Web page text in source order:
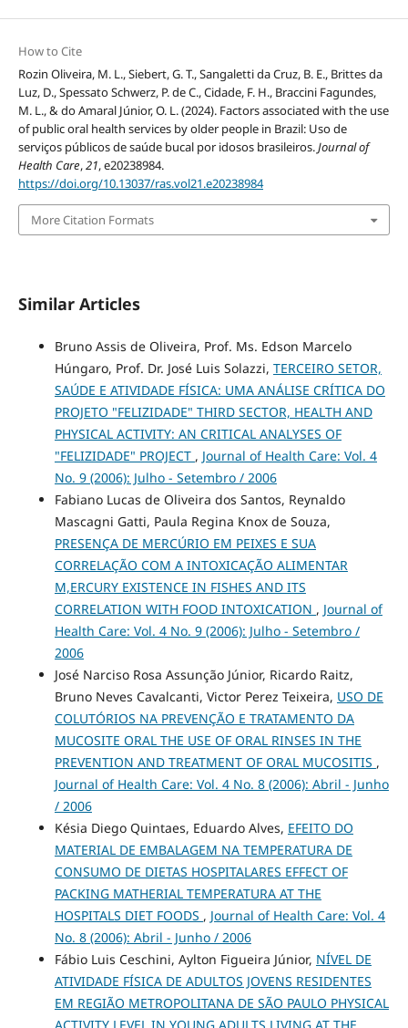
How to Cite
Rozin Oliveira, M. L., Siebert, G. T., Sangaletti da Cruz, B. E., Brittes da
Luz, D., Spessato Schwerz, P. de C., Cidade, F. H., Braccini Fagundes,
M. L., & do Amaral Júnior, O. L. (2024). Factors associated with the use
of public oral health services by older people in Brazil: Uso de
serviços públicos de saúde bucal por idosos brasileiros.Journal of
Health Care,21, e20238984.
https://doi.org/10.13037/ras.vol21.e20238984
More Citation Formats
Similar Articles
Bruno Assis de Oliveira, Prof. Ms. Edson Marcelo
Húngaro, Prof. Dr. José Luis Solazzi, TERCEIRO SETOR,
SAÚDE E ATIVIDADE FÍSICA: UMA ANÁLISE CRÍTICA DO
PROJETO "FELIZIDADE" THIRD SECTOR, HEALTH AND
PHYSICAL ACTIVITY: AN CRITICAL ANALYSES OF
"FELIZIDADE" PROJECT , Journal of Health Care: Vol. 4
No. 9 (2006): Julho - Setembro / 2006
Fabiano Lucas de Oliveira dos Santos, Reynaldo
Mascagni Gatti, Paula Regina Knox de Souza,
PRESENÇA DE MERCÚRIO EM PEIXES E SUA
CORRELAÇÃO COM A INTOXICAÇÃO ALIMENTAR
M,ERCURY EXISTENCE IN FISHES AND ITS
CORRELATION WITH FOOD INTOXICATION , Journal of
Health Care: Vol. 4 No. 9 (2006): Julho - Setembro /
2006
José Narciso Rosa Assunção Júnior, Ricardo Raitz,
Bruno Neves Cavalcanti, Victor Perez Teixeira, USO DE
COLUTÓRIOS NA PREVENÇÃO E TRATAMENTO DA
MUCOSITE ORAL THE USE OF ORAL RINSES IN THE
PREVENTION AND TREATMENT OF ORAL MUCOSITIS ,
Journal of Health Care: Vol. 4 No. 8 (2006): Abril - Junho
/ 2006
Késia Diego Quintaes, Eduardo Alves, EFEITO DO
MATERIAL DE EMBALAGEM NA TEMPERATURA DE
CONSUMO DE DIETAS HOSPITALARES EFFECT OF
PACKING MATHERIAL TEMPERATURA AT THE
HOSPITALS DIET FOODS , Journal of Health Care: Vol. 4
No. 8 (2006): Abril - Junho / 2006
Fábio Luis Ceschini, Aylton Figueira Júnior, NÍVEL DE
ATIVIDADE FÍSICA DE ADULTOS JOVENS RESIDENTES
EM REGIÃO METROPOLITANA DE SÃO PAULO PHYSICAL